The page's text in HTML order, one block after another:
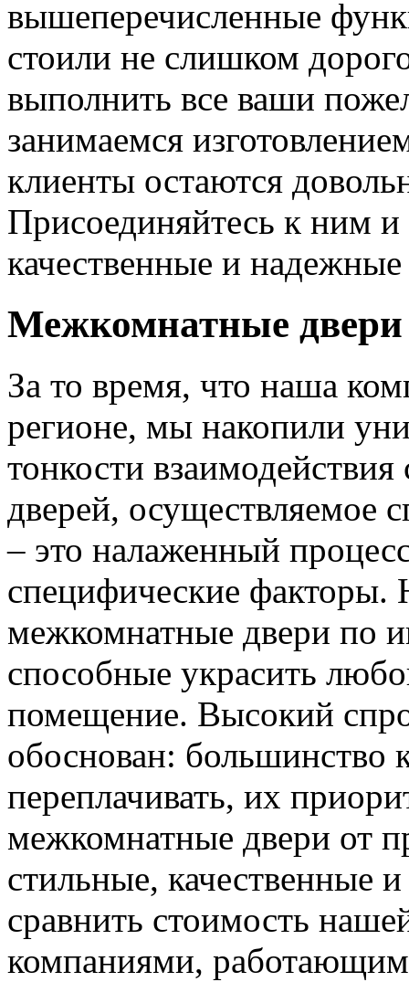
вышеперечисленные
стоили не слишком
выполнить все ваши
занимаемся
клиенты остаются
Присоединяйтесь к ним
качественные и
Межкомнатные двери
За то время, что наша
регионе, мы накопили
тонкости
дверей, осуществляемое
– это налаженный
специфические
межкомнатные двери по
способные украсить
помещение. Высокий
обоснован: большинство
переплачивать, их
межкомнатные двери от
стильные, качественные
сравнить стоимость
компаниями,